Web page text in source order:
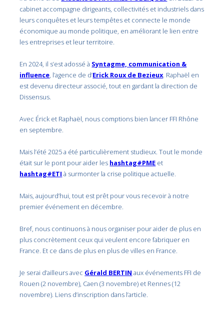
cabinet accompagne dirigeants, collectivités et industriels dans
leurs conquêtes et leurs tempêtes et connecte le monde
économique au monde politique, en améliorant le lien entre
les entreprises et leur territoire.
En 2024, il s’est adossé à Syntagme, communication &
influence , l’agence de d’Erick Roux de Bezieux . Raphaël en
est devenu directeur associé, tout en gardant la direction de
Dissensus.
Avec Érick et Raphaël, nous comptions bien lancer FFI Rhône
en septembre.
Mais l’été 2025 a été particulièrement studieux. Tout le monde
était sur le pont pour aider les hashtag#PME et
hashtag#ETI à surmonter la crise politique actuelle.
Mais, aujourd’hui, tout est prêt pour vous recevoir à notre
premier événement en décembre.
Bref, nous continuons à nous organiser pour aider de plus en
plus concrètement ceux qui veulent encore fabriquer en
France. Et ce dans de plus en plus de villes en France.
Je serai d’ailleurs avec Gérald BERTIN aux événements FFI de
Rouen (2 novembre), Caen (3 novembre) et Rennes (12
novembre). Liens d’inscription dans l’article.